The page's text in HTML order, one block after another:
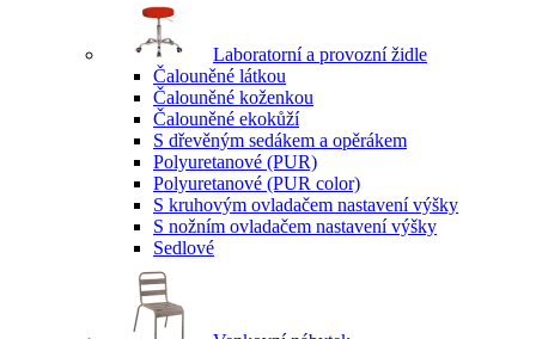
Laboratorní a provozní židle
Čalouněné látkou
Čalouněné koženkou
Čalouněné ekokůží
S dřevěným sedákem a opěrákem
Polyuretanové (PUR)
Polyuretanové (PUR color)
S kruhovým ovladačem nastavení výšky
S nožním ovladačem nastavení výšky
Sedlové